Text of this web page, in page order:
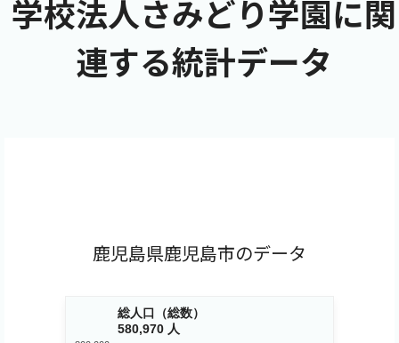
学校法人さみどり学園に関
連する統計データ
鹿児島県鹿児島市のデータ
総人口（総数）
580,970 人